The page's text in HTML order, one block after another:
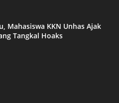
Mahasiswa KKN Unhas Ajak
Tangkal Hoaks